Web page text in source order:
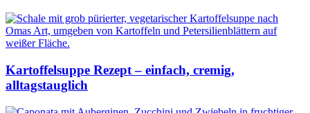
Kartoffelsuppe Rezept – einfach, cremig,
alltagstauglich